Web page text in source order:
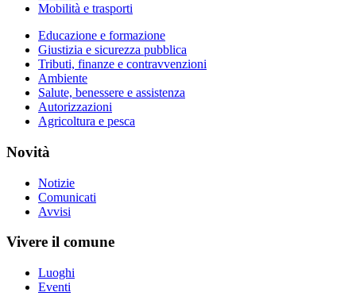
Mobilità e trasporti
Educazione e formazione
Giustizia e sicurezza pubblica
Tributi, finanze e contravvenzioni
Ambiente
Salute, benessere e assistenza
Autorizzazioni
Agricoltura e pesca
Novità
Notizie
Comunicati
Avvisi
Vivere il comune
Luoghi
Eventi